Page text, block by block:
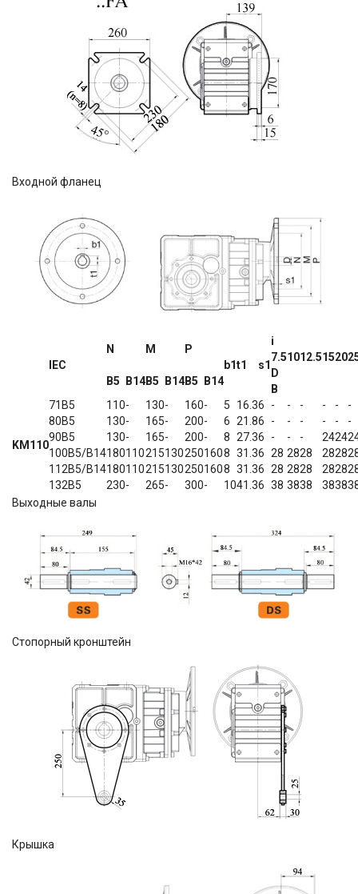
Входной фланец
IEC
N M
P
b1t1 s1
i
7.51012.51520
B5
B14B5 B14B5 B14
D
B
KM110
71B5 110- 130- 160- 5 16.36 - - - - -
-
80B5
130- 165- 200- 6 21.86 - - - - -
-
90B5
130- 165- 200- 8 27.36 - - - 2424
100B5/B141801102151302501608 31.36 28 2828 2828
112B5/B141801102151302501608 31.36 28 2828 2828
132B5
230- 265- 300- 1041.36 38 3838 3838
Выходные валы
Стопорный кронштейн
Крышка